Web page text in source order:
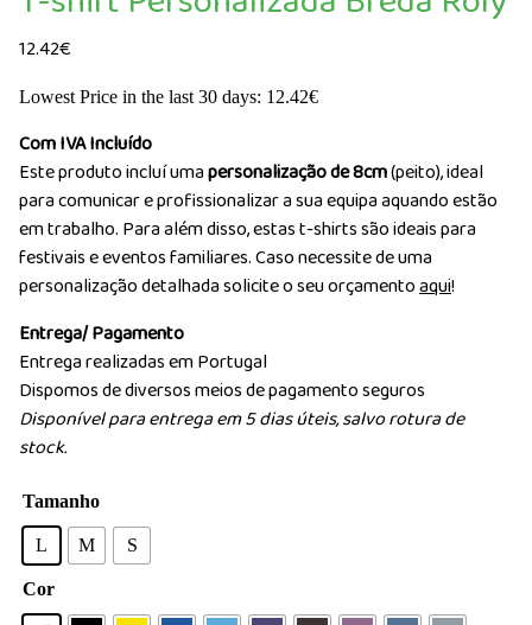
12.42€
Lowest Price in the last 30 days: 12.42€
Com IVA Incluído
Este produto incluí umapersonalização de 8cm(peito), ideal
para comunicar e profissionalizar a sua equipa aquando estão
em trabalho. Para além disso, estas t-shirts são ideais para
festivais e eventos familiares. Caso necessite de uma
personalização detalhada solicite o seu orçamentoaqui!
Entrega/ Pagamento
Entrega realizadas em Portugal
Dispomos de diversos meios de pagamento seguros
Disponível para entrega em 5 dias úteis, salvo rotura de
stock.
Tamanho
L M S
Cor